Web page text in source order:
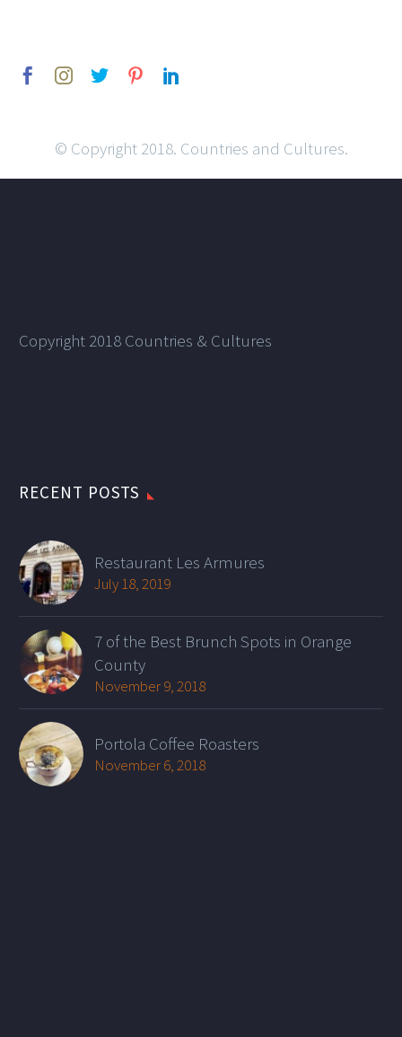
© Copyright 2018. Countries and Cultures.
Copyright 2018 Countries & Cultures
RECENT POSTS
Restaurant Les Armures
July 18, 2019
7 of the Best Brunch Spots in Orange
County
November 9, 2018
Portola Coffee Roasters
November 6, 2018